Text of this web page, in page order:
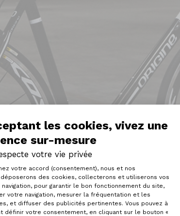
les cookies, vivez une
sur-mesure
votre vie privée
de Gestion du
votre accord (consentement), nous et nos
des cookies, collecterons et utiliserons vos
pour garantir le bon fonctionnement du site,
votre navigation, mesurer la fréquentation et les
et diffuser des publicités pertinentes. Vous pouvez à
définir votre consentement, en cliquant sur le bouton «
Axeptio consent